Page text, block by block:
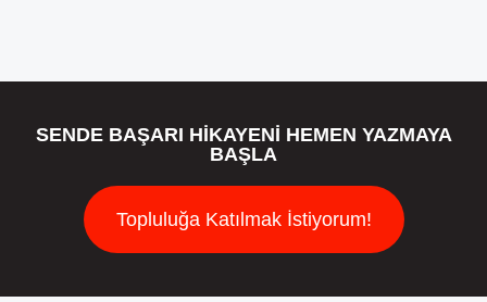
SENDE BAŞARI HİKAYENİ HEMEN YAZMAYA
BAŞLA
Topluluğa Katılmak İstiyorum!